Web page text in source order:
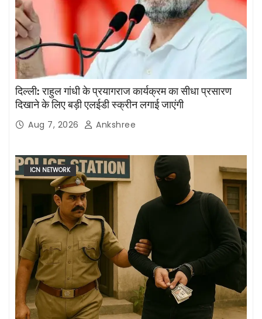
दिल्ली: राहुल गांधी के प्रयागराज कार्यक्रम का सीधा प्रसारण
दिखाने के लिए बड़ी एलईडी स्क्रीन लगाई जाएंगी
Aug 7, 2026 Ankshree
ICN NETWORK